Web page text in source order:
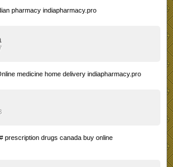
pharmacy indiapharmacy.pro
medicine home delivery indiapharmacy.pro
prescription drugs canada buy online